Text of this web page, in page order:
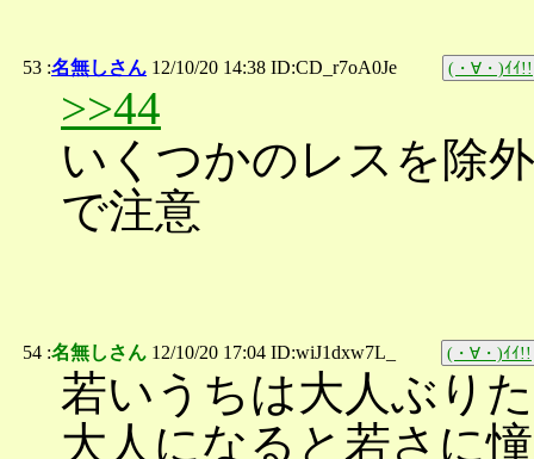
53 :名無しさん 12/10/20 14:38 ID:CD_r7oA0Je (・∀・)ｲｲ!!
>>44
いくつかのレスを除
で注意
54 :名無しさん 12/10/20 17:04 ID:wiJ1dxw7L_ (・∀・)ｲｲ!!
若いうちは大人ぶり
大人になると若さに